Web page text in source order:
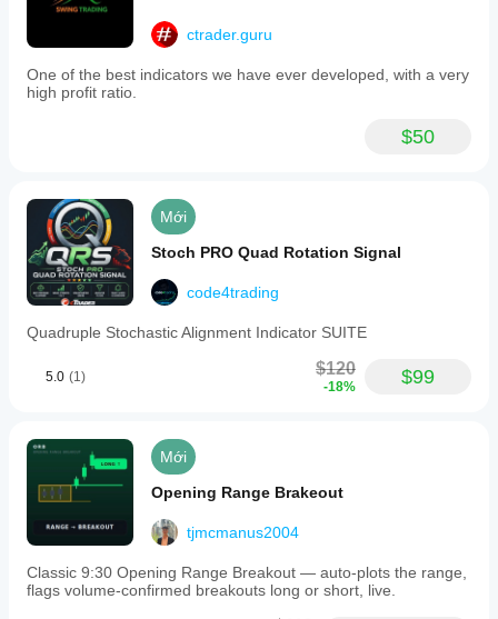
ctrader.guru
One of the best indicators we have ever developed, with a very
high profit ratio.
$50
Mới
Stoch PRO Quad Rotation Signal
code4trading
Quadruple Stochastic Alignment Indicator SUITE
5.0 (1) $120
-18% $99
Mới
Opening Range Brakeout
tjmcmanus2004
Classic 9:30 Opening Range Breakout — auto-plots the range,
flags volume-confirmed breakouts long or short, live.